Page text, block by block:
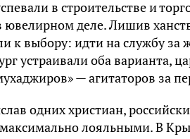
в строительстве и
деле. Лишив
к выбору: идти на службу
устраивали оба варианта,
— агитаторов за
одних христиан,
лояльными. В